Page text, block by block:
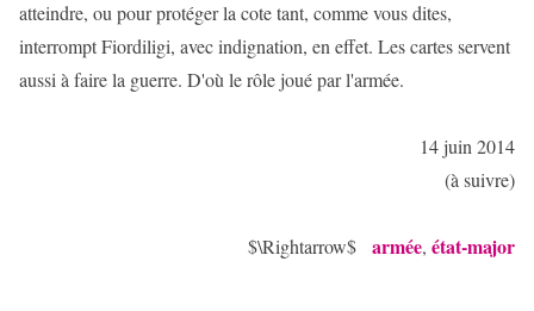
atteindre, ou pour protéger la cote tant, comme vous dites,
interrompt Fiordiligi, avec indignation, en effet. Les cartes servent
aussi à faire la guerre. D'où le rôle joué par l'armée.
14 juin 2014
(à suivre)
$\Rightarrow$ armée, état-major